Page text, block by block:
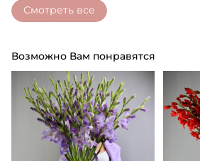
Смотреть все
Возможно Вам понравятся